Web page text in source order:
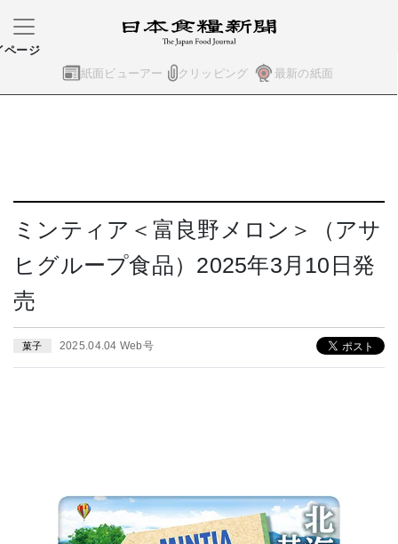
紙面ビューアー クリッピング 最新の紙面
ページ
ミンティア＜富良野メロン＞（アサ
ヒグループ食品）2025年3月10日発
売
菓子 2025.04.04 Web号